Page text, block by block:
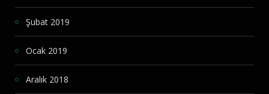
Şubat 2019
Ocak 2019
Aralık 2018